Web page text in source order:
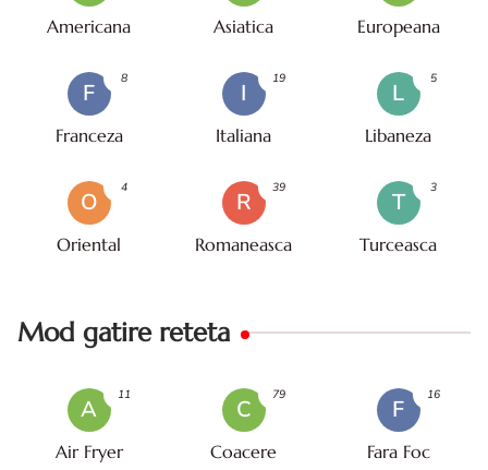
Americana Asiatica Europeana
F
Franceza
8
I
Italiana
19
L
Libaneza
5
O
Oriental
4
R
Romaneasca
39
T
Turceasca
3
Mod gatire reteta
A
Air Fryer
11
C
Coacere
79
F
Fara Foc
16